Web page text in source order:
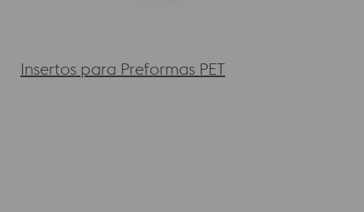
Insertos para Preformas PET